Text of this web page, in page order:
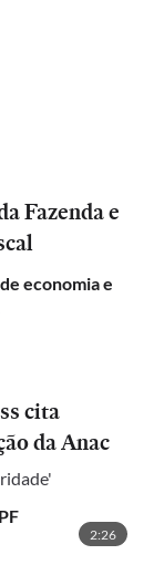
Fazenda e
economia e
cita
da Anac
2:26